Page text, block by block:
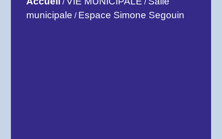
/ /
municipale / Espace Simone Segouin